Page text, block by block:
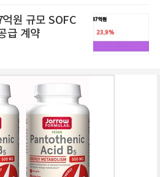
원 규모 SOFC
급 계약